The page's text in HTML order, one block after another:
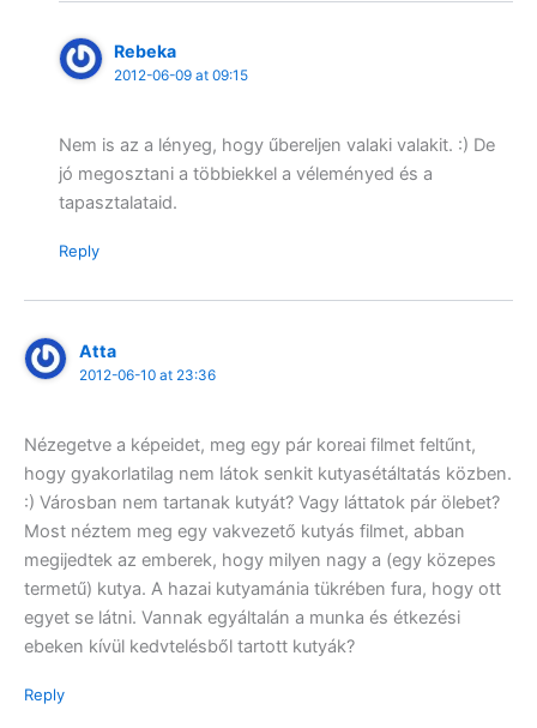
Rebeka
2012-06-09 at 09:15
Nem is az a lényeg, hogy űbereljen valaki valakit. :) De
jó megosztani a többiekkel a véleményed és a
tapasztalataid.
Reply
Atta
2012-06-10 at 23:36
Nézegetve a képeidet, meg egy pár koreai filmet feltűnt,
hogy gyakorlatilag nem látok senkit kutyasétáltatás közben.
:) Városban nem tartanak kutyát? Vagy láttatok pár ölebet?
Most néztem meg egy vakvezető kutyás filmet, abban
megijedtek az emberek, hogy milyen nagy a (egy közepes
termetű) kutya. A hazai kutyamánia tükrében fura, hogy ott
egyet se látni. Vannak egyáltalán a munka és étkezési
ebeken kívül kedvtelésből tartott kutyák?
Reply